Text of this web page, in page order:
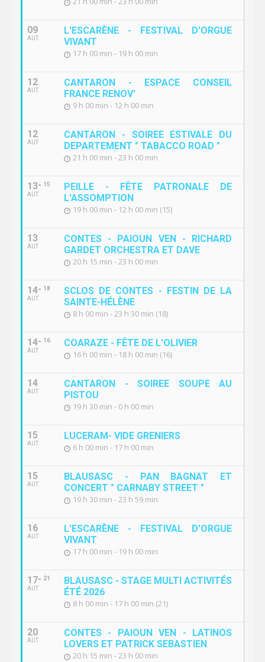
09
AUT
L'ESCARÈNE - FESTIVAL D'ORGUE
VIVANT
17 h 00 min - 19 h 00 min
12
AUT
CANTARON - ESPACE CONSEIL
FRANCE RENOV'
9 h 00 min - 12 h 00 min
12
AUT
CANTARON - SOIREE ESTIVALE DU
DEPARTEMENT " TABACCO ROAD "
21 h 00 min - 23 h 00 min
13
AUT
15
PEILLE - FÊTE PATRONALE DE
L'ASSOMPTION
19 h 00 min - 12 h 00 min (15)
13
AUT
CONTES - PAIOUN VEN - RICHARD
GARDET ORCHESTRA ET DAVE
20 h 15 min - 23 h 00 min
14
AUT
18
SCLOS DE CONTES - FESTIN DE LA
SAINTE-HÉLÈNE
8 h 00 min - 23 h 30 min (18)
14
AUT
16 COARAZE - FÊTE DE L'OLIVIER
16 h 00 min - 18 h 00 min (16)
14
AUT
CANTARON - SOIREE SOUPE AU
PISTOU
19 h 30 min - 0 h 00 min
15
AUT
LUCERAM- VIDE GRENIERS
6 h 00 min - 17 h 00 min
15
AUT
BLAUSASC - PAN BAGNAT ET
CONCERT " CARNABY STREET "
19 h 30 min - 23 h 59 min
16
AUT
L'ESCARÈNE - FESTIVAL D'ORGUE
VIVANT
17 h 00 min - 19 h 00 min
17
AUT
21
BLAUSASC - STAGE MULTI ACTIVITÉS
ÉTÉ 2026
8 h 00 min - 17 h 00 min (21)
20
AUT
CONTES - PAIOUN VEN - LATINOS
LOVERS ET PATRICK SEBASTIEN
20 h 15 min - 23 h 00 min